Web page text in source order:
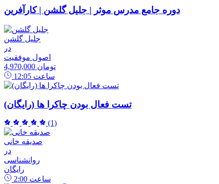
دوره جامع مدرس موثر | جلیل گلشن | کارآفرین
جلیل گلشن
در
اصول موفقیت
4,970,000 تومان
12:05 ساعت
تست فعال بودن چاکرا ها (رایگان)
(1)
صدیقه خانی
در
روانشناسی
رایگان
2:00 ساعت